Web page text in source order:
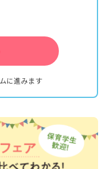
に進みます